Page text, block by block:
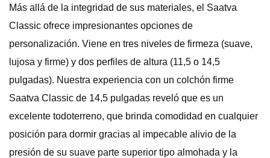
Más allá de la integridad de sus materiales, el Saatva
Classic ofrece impresionantes opciones de
personalización. Viene en tres niveles de firmeza (suave,
lujosa y firme) y dos perfiles de altura (11,5 o 14,5
pulgadas). Nuestra experiencia con un colchón firme
Saatva Classic de 14,5 pulgadas reveló que es un
excelente todoterreno, que brinda comodidad en cualquier
posición para dormir gracias al impecable alivio de la
presión de su suave parte superior tipo almohada y la